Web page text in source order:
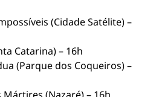
(Cidade Satélite) –
Catarina) – 16h
(Parque dos Coqueiros) –